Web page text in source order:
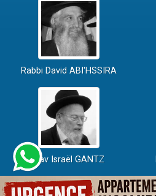
Rabbi David ABI'HSSIRA
Rav Israël GANTZ